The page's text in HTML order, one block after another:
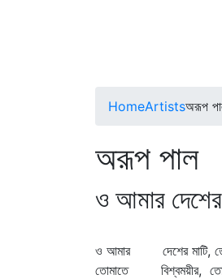
HomeArtistsঅরূপ
অরূপ পাল
ও আমার দেশের
ও আমার দেশের মাটি,
তোমাতে বিশ্বময়ীর,